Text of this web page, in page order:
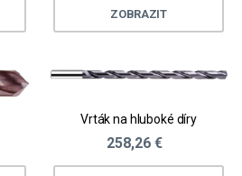
ZOBRAZIT
Vrták na hluboké díry
258,26 €